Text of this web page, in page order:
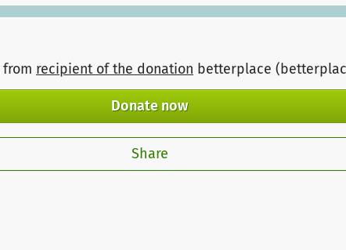
from recipient of the donation betterplace
Donate now
Share